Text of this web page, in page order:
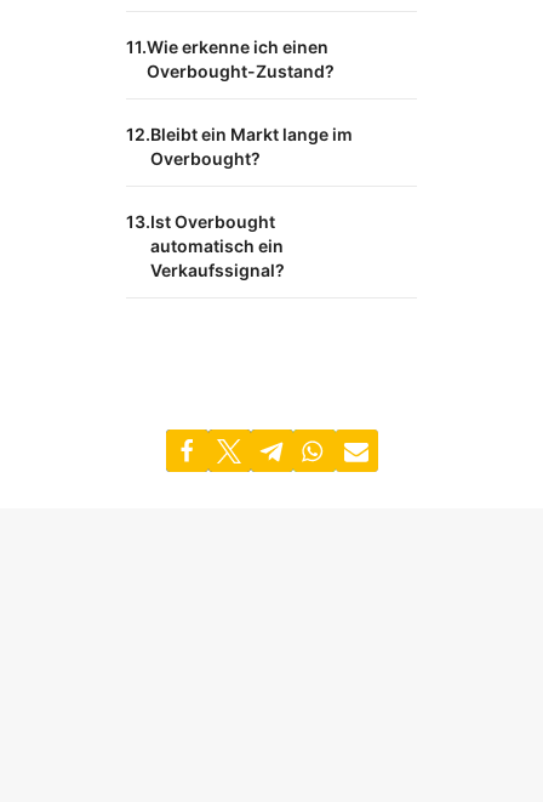
Wie erkenne ich einen
Overbought-Zustand?
Bleibt ein Markt lange im
Overbought?
Ist Overbought
automatisch ein
Verkaufssignal?